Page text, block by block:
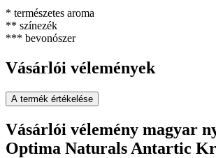
* természetes aroma
** színezék
*** bevonószer
Vásárlói vélemények
A termék értékelése
Vásárlói vélemény magyar
Optima Naturals Antartic